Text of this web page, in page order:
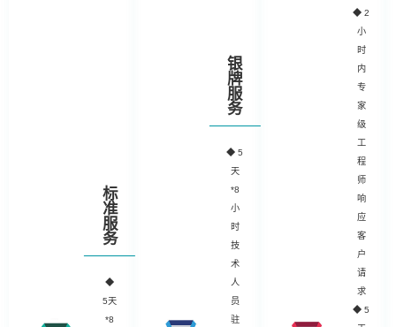
标
准
服
务
◆
5天
*8
银
牌
服
务
◆5
天
*8
小
时
技
术
人
员
驻
◆2
小
时
内
专
家
级
工
程
师
响
应
客
户
请
求
◆ 5